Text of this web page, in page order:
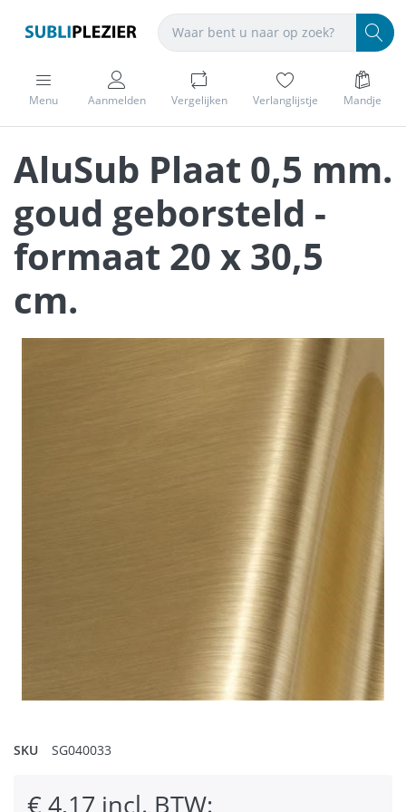
Menu Aanmelden Vergelijken Verlanglijstje Mandje
AluSub Plaat 0,5 mm.
goud geborsteld -
formaat 20 x 30,5
cm.
SKU SG040033
€ 4,17 incl. BTW: